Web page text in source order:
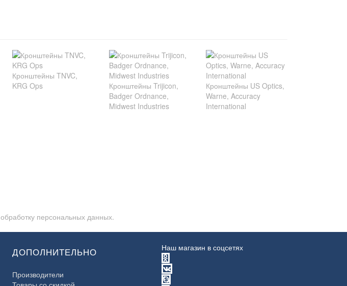
Кронштейны TNVC,
KRG Ops
Кронштейны Trijicon,
Badger Ordnance,
Midwest Industries
Кронштейны US Optics,
Warne, Accuracy
International
обработку персональных данных.
ДОПОЛНИТЕЛЬНО
Производители
Наш магазин в соцсетях